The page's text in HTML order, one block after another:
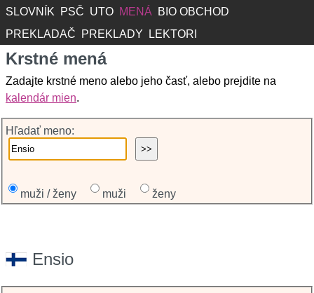
SLOVNÍK PSČ UTO MENÁ
BIO OBCHOD
PREKLADAČ
PREKLADY LEKTORI
Krstné mená
Zadajte krstné meno alebo jeho časť, alebo prejdite na
kalendár mien.
Hľadať meno:
muži / ženy muži ženy
Ensio